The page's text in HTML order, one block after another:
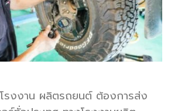
รงงาน ผลิตรถยนต์ ต้องการส่ง